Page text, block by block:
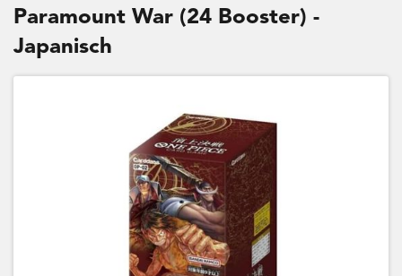
Paramount War (24 Booster) -
Japanisch